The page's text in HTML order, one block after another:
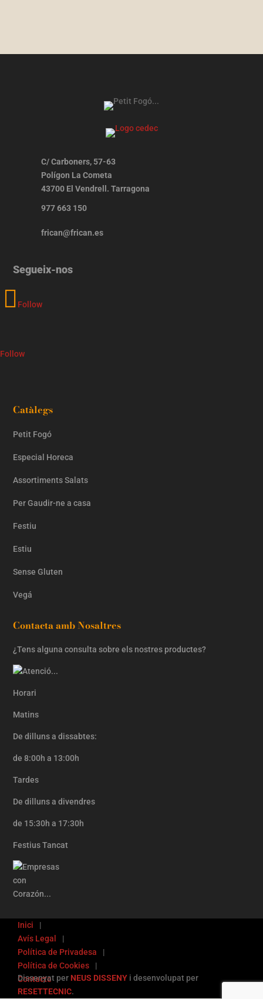
C/ Carboners, 57-63
Polígon La Cometa
43700 El Vendrell. Tarragona
977 663 150
frican@frican.es
Segueix-nos
Follow
Follow
Catàlegs
Petit Fogó
Especial Horeca
Assortiments Salats
Per Gaudir-ne a casa
Festiu
Estiu
Sense Gluten
Vegá
Contacta amb Nosaltres
¿Tens alguna consulta sobre els nostres productes?
Horari
Matins
De dilluns a dissabtes:
de 8:00h a 13:00h
Tardes
De dilluns a divendres
de 15:30h a 17:30h
Festius Tancat
Inici
Avís Legal
Política de Privadesa
Política de Cookies
Contacte
Dissenyat per NEUS DISSENY i desenvolupat per
RESETTECNIC.